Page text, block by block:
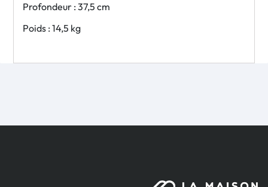
Profondeur : 37,5 cm
Poids : 14,5 kg